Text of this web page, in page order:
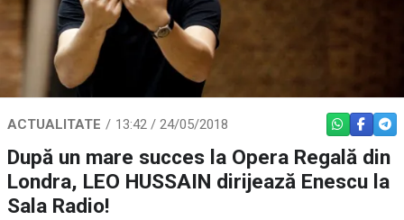
ACTUALITATE 13:42 / 24/05/2018 WHATSAPP
După un mare succes la Opera Regală din
Londra, LEO HUSSAIN dirijează Enescu la
Sala Radio!